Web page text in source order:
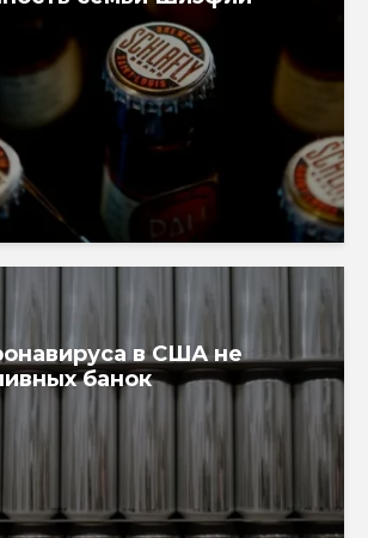
в США не
банок